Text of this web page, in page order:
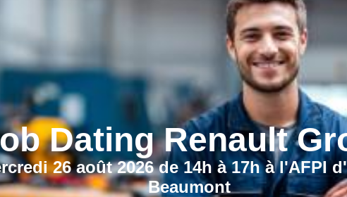
Dating Renault
26 août 2026 de 14h à 17h à l'AFPI
Beaumont
CECI POURRAIT VOUS INTÉRESSER :